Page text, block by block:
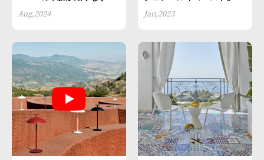
#Kartellwander プロジェク
ト
Aug,2024 Jan,2023